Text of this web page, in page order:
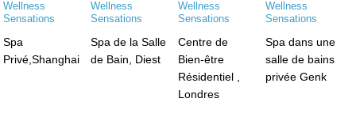
Spa
Privé,Shanghai
Spa de la Salle
de Bain, Diest
Centre de
Bien-être
Résidentiel ,
Londres
Spa dans une
salle de bains
privée Genk